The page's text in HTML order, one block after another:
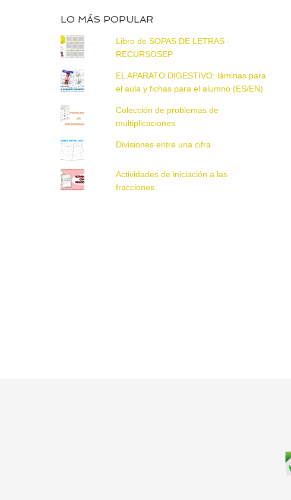
LO MÁS POPULAR
Libro de SOPAS DE LETRAS -
RECURSOSEP
EL APARATO DIGESTIVO: láminas para
el aula y fichas para el alumno (ES/EN)
Colección de problemas de
multiplicaciones
Divisiones entre una cifra
Actividades de iniciación a las
fracciones